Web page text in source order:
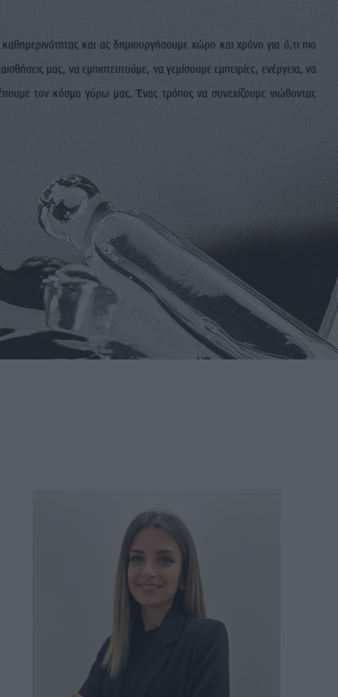
και ας δημιουργήσουμε χώρο και χρόνο για ό,τι πιο
μας, να εμπιστευτούμε, να γεμίσουμε εμπειρίες, ενέργεια, να
τον κόσμο γύρω μας. Ένας τρόπος να συνεχίζουμε νιώθοντας